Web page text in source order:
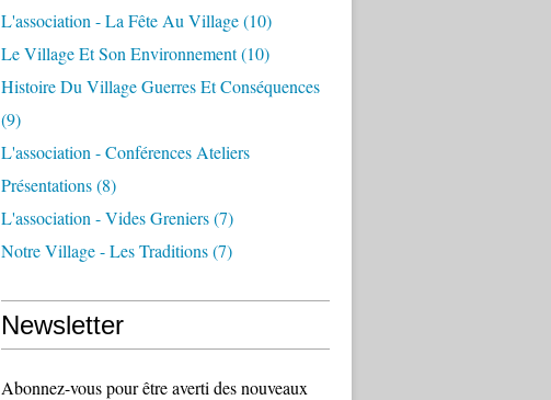
L'association - La Fête Au Village(10)
Le Village Et Son Environnement(10)
Histoire Du Village Guerres Et Conséquences
(9)
L'association - Conférences Ateliers
Présentations(8)
L'association - Vides Greniers(7)
Notre Village - Les Traditions(7)
Newsletter
Abonnez-vous pour être averti des nouveaux